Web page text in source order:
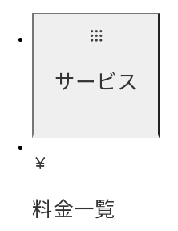
サービス
料金一覧